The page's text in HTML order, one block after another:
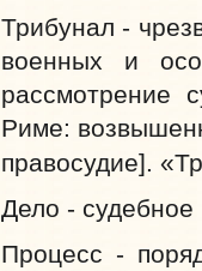
Трибунал -
военных и
рассмотрение
Риме:
правосудие].
Дело - судебное
Процесс -